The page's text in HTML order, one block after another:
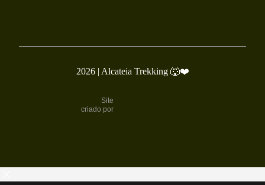
2026| Alcateia Trekking 🐺❤️
Site
criado por